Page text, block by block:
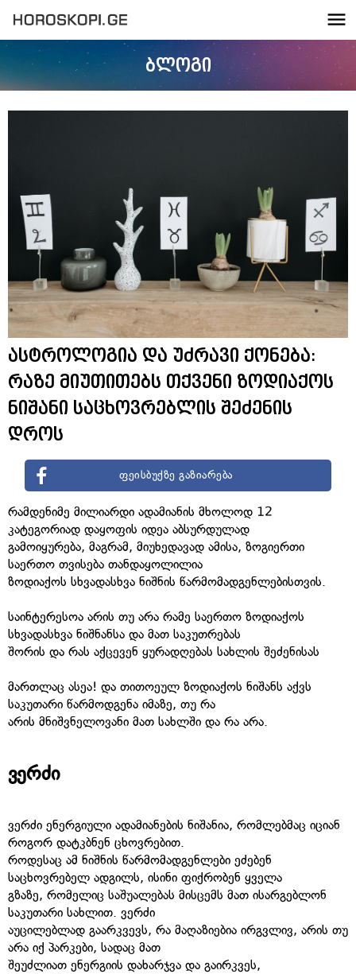
ბლოგი
ასტროლოგია და უძრავი ქონება:
რაზე მიუთითებს თქვენი ზოდიაქოს
ნიშანი საცხოვრებლის შეძენის
დროს
ფეისბუქზე გაზიარება
რამდენიმე მილიარდი ადამიანის მხოლოდ 12
კატეგორიად დაყოფის იდეა აბსურდულად
გამოიყურება, მაგრამ, მიუხედავად ამისა, ზოგიერთი
საერთო თვისება თანდაყოლილია
ზოდიაქოს სხვადასხვა ნიშნის წარმომადგენლებისთვის.
საინტერესოა არის თუ არა რამე საერთო ზოდიაქოს
სხვადასხვა ნიშნანსა და მათ საკუთრებას
შორის და რას აქცევენ ყურადღებას სახლის შეძენისას
მართლაც ასეა! და თითოეულ ზოდიაქოს ნიშანს აქვს
საკუთარი წარმოდგენა იმაზე, თუ რა
არის მნიშვნელოვანი მათ სახლში და რა არა.
ვერძი
ვერძი ენერგიული ადამიანების ნიშანია, რომლებმაც იციან
როგორ დატკბნენ ცხოვრებით.
როდესაც ამ ნიშნის წარმომადგენლები ეძებენ
საცხოვრებელ ადგილს, ისინი ფიქრობენ ყველა
გზაზე, რომელიც საშუალებას მისცემს მათ ისარგებლონ
საკუთარი სახლით. ვერძი
აუცილებლად გაარკვევს, რა მაღაზიებია ირგვლივ, არის თუ
არა იქ პარკები, სადაც მათ
შეუძლიათ ენერგიის დახარჯვა და გაირკვეს,